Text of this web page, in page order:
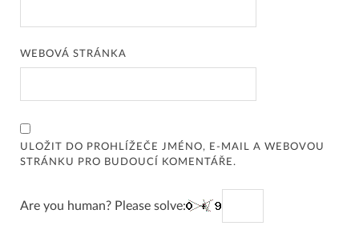
WEBOVÁ STRÁNKA
ULOŽIT DO PROHLÍŽEČE JMÉNO, E-MAIL A WEBOVOU
STRÁNKU PRO BUDOUCÍ KOMENTÁŘE.
Are you human? Please solve: